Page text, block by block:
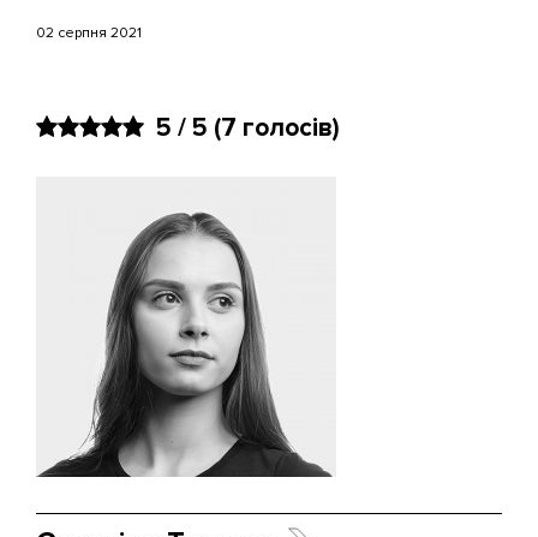
02 серпня 2021
5 / 5 (7 голосів)